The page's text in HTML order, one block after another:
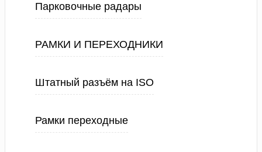
Парковочные радары
РАМКИ И ПЕРЕХОДНИКИ
Штатный разъём на ISO
Рамки переходные